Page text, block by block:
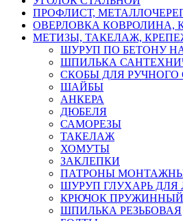
ПРОФЛИСТ,
ОВЕРЛОВКА КОВРОЛИНА,
МЕТИЗЫ, ТАКЕЛАЖ,
ШУРУП ПО БЕТОНУ
ШПИЛЬКА
СКОБЫ ДЛЯ РУЧНОГО
ШАЙБЫ
АНКЕРА
ДЮБЕЛЯ
САМОРЕЗЫ
ТАКЕЛАЖ
ХОМУТЫ
ЗАКЛЕПКИ
ПАТРОНЫ
ШУРУП ГЛУХАРЬ ДЛЯ
КРЮЧОК
ШПИЛЬКА РЕЗЬБОВАЯ